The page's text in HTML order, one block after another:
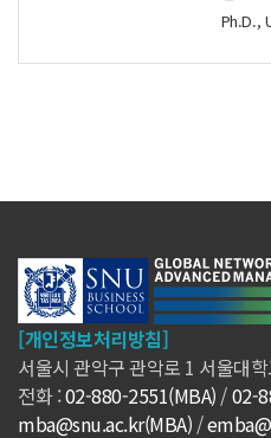
Ph.D.,
[개인정보처리방침]
서울시 관악구 관악로 1 서울대
전화 :02-880-2551(MBA) /02-
mba@snu.ac.kr(MBA) /